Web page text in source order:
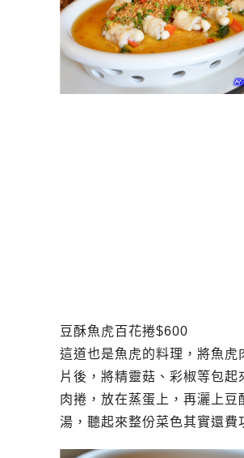
豆酥魚虎百花捲$600
這道也是魚虎的料理，將魚虎
片後，將精靈菇、彩椒等包起
肉捲，放在蒸蛋上，再灑上豆
湯，聽起來整份菜色其實還費